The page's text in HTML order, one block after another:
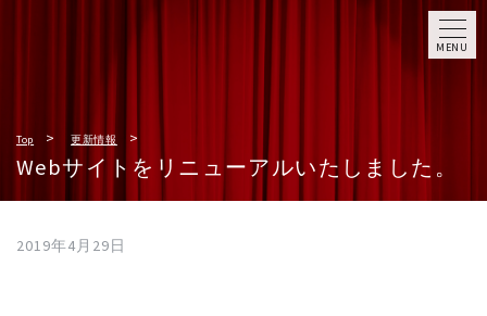
MENU
Top 更新情報
Webサイトをリニューアルいたしました。
2019年4月29日